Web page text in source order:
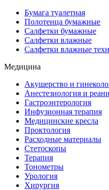
Бумага туалетная
Полотенца бумажные
Салфетки бумажные
Салфетки влажные
Салфетки влажные
Медицина
Акушерство и
Анестезиология и
Гастроэнтерология
Инфузионная терапия
Медицинские кресла
Проктология
Расходные материалы
Стетоскопы
Терапия
Тонометры
Урология
Хирургия